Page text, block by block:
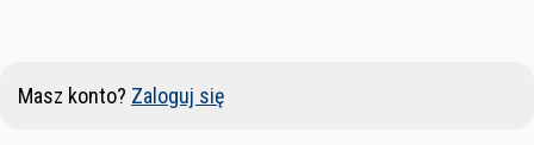
Masz konto? Zaloguj się